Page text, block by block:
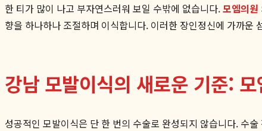
한 티가 많이 나고 부자연스러워 보일 수밖에 없습니다.모엠의원
향을 하나하나 조절하며 이식합니다. 이러한 장인정신에 가까운
강남 모발이식의 새로운 기준:
성공적인 모발이식은 단 한 번의 수술로 완성되지 않습니다. 수